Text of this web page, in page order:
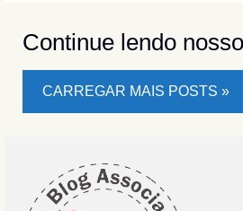
Continue lendo
CARREGAR MAIS POSTS »